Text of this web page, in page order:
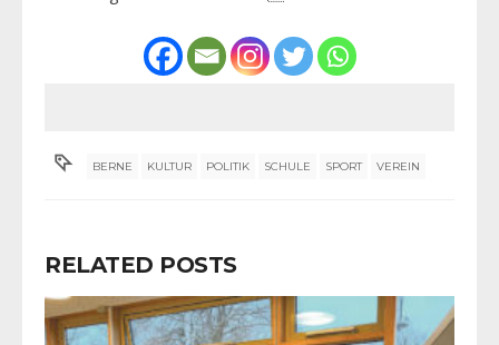
BERNE KULTUR POLITIK SCHULE SPORT VEREIN
RELATED POSTS